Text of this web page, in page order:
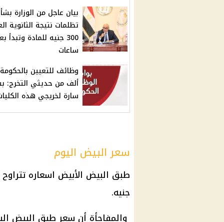
بيان عاجل من الوزارة
تظلمات نتيجة الثانوية
300 جنيه للمادة وتبدأ
ساعات
ألف من حديثي التخرج:
سارة لخريجي هذه
سعر البيض اليوم
طبق البيض الأبيض اسعاره تتراوح ما بين 160 و
جنيه.
والمفاجأة أن سعر طبق البيض